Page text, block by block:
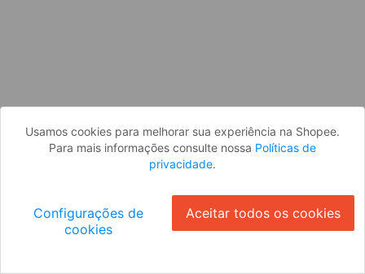
Usamos cookies para melhorar sua experiência na Shopee.
Para mais informações consulte nossa Políticas de
privacidade.
Configurações de
cookies
Aceitar todos os cookies